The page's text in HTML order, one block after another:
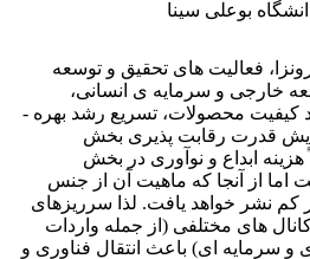
بوعلی سینا
فعالیت ­های تحقیق و توسعه
خارجی و سرمایه ­ی انسانی،
موجب پیشرفت فنی و بهبود کیفیت محصولات، تسریع رشد بهره ­
قدرت رقابت ­پذیری بخش
ابداع و نوآوری در بخش
از آن­جا که ماهیت آن از جنس
کم نشر خواهد یافت. لذا سرریزهای
­های مختلفی (از جمله واردات
و سرمایه ­ای) باعث انتقال فناوری و